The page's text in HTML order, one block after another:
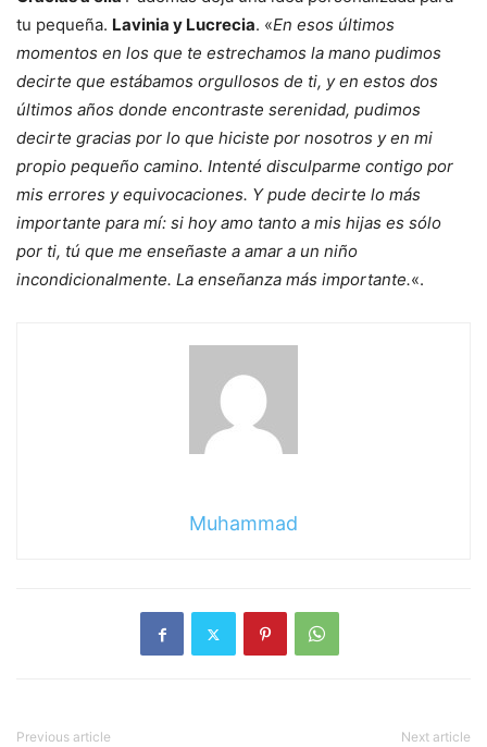
tu pequeña. Lavinia y Lucrecia. «En esos últimos
momentos en los que te estrechamos la mano pudimos
decirte que estábamos orgullosos de ti, y en estos dos
últimos años donde encontraste serenidad, pudimos
decirte gracias por lo que hiciste por nosotros y en mi
propio pequeño camino. Intenté disculparme contigo por
mis errores y equivocaciones. Y pude decirte lo más
importante para mí: si hoy amo tanto a mis hijas es sólo
por ti, tú que me enseñaste a amar a un niño
incondicionalmente. La enseñanza más importante.«.
Muhammad
Previous article Next article